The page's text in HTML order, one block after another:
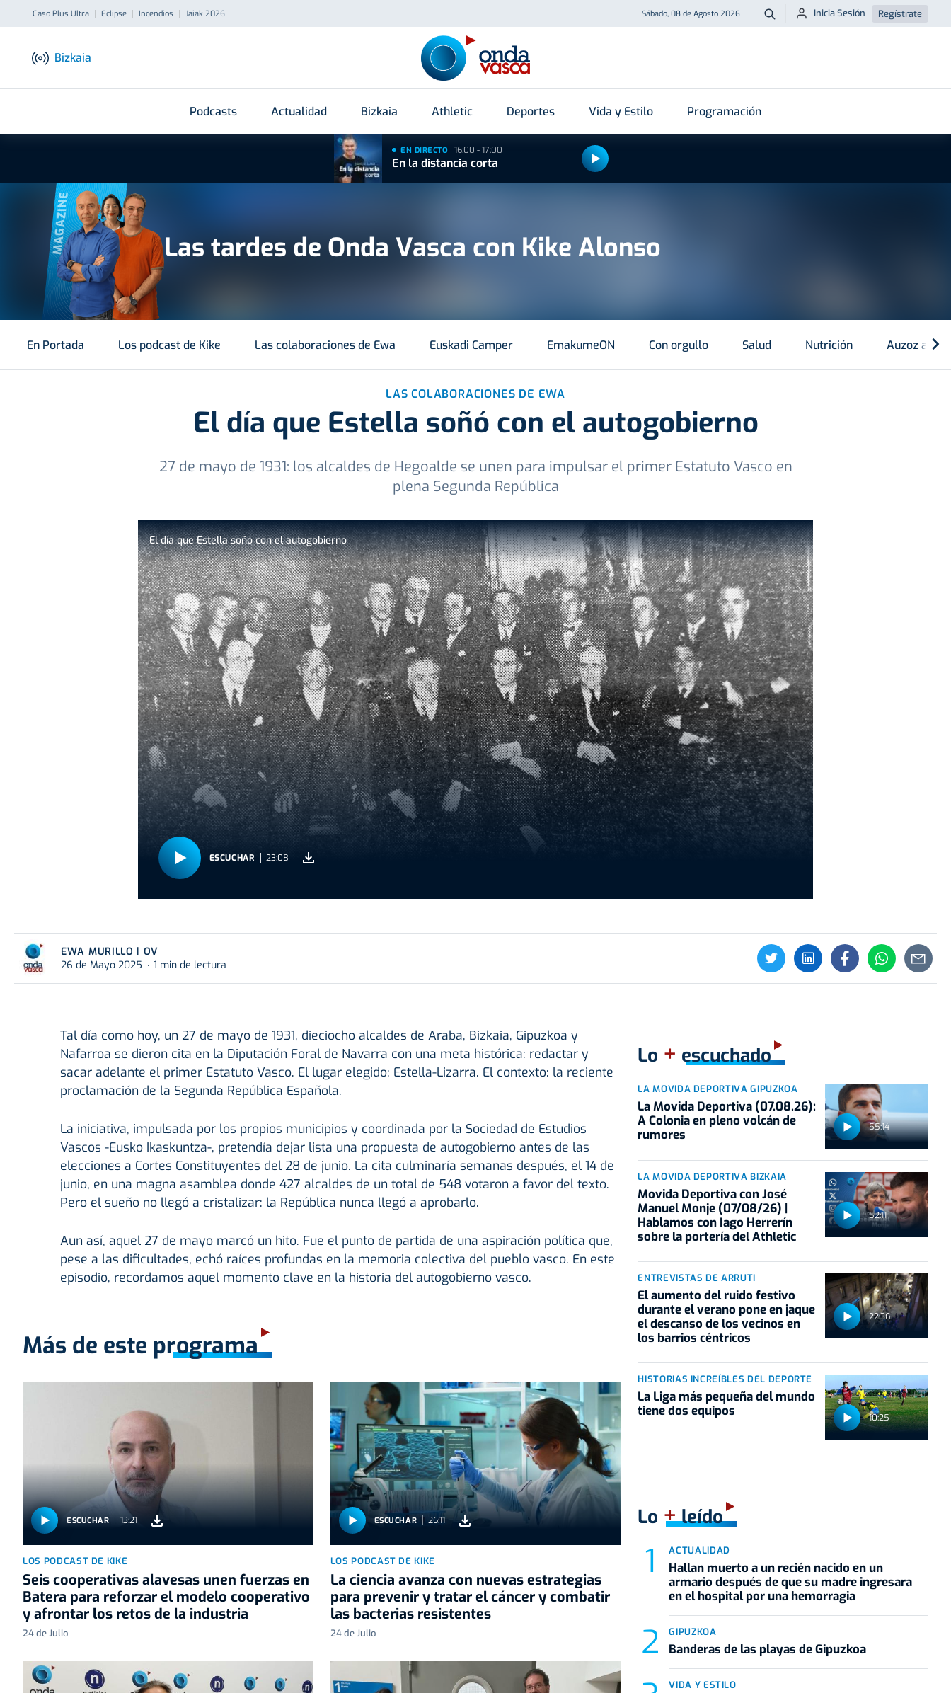
Caso Plus Ultra Eclipse Incendios Jaiak 2026 Sábado, 08 de Agosto 2026 Buscar
Inicia Sesión Regístrate
Bizkaia
Podcasts Actualidad Bizkaia Athletic Deportes Vida y Estilo Programación
EN DIRECTO 16:00 - 17:00
En la distancia corta
MAGAZINE Las tardes de Onda Vasca con Kike Alonso
En Portada Los podcast de Kike Las colaboraciones de Ewa Euskadi Camper EmakumeON Con orgullo Salud Nutrición Auzoz auzo
LAS COLABORACIONES DE EWA
El día que Estella soñó con el autogobierno
27 de mayo de 1931: los alcaldes de Hegoalde se unen para impulsar el primer Estatuto Vasco en
plena Segunda República
El día que Estella soñó con el autogobierno
ESCUCHAR 23:08
EWA MURILLO | OV
26 de Mayo 2025
1 min de lectura
Tal día como hoy, un 27 de mayo de 1931, dieciocho alcaldes de Araba, Bizkaia, Gipuzkoa y
Nafarroa se dieron cita en la Diputación Foral de Navarra con una meta histórica: redactar y
sacar adelante el primer Estatuto Vasco. El lugar elegido: Estella-Lizarra. El contexto: la reciente
proclamación de la Segunda República Española.
La iniciativa, impulsada por los propios municipios y coordinada por la Sociedad de Estudios
Vascos -Eusko Ikaskuntza-, pretendía dejar lista una propuesta de autogobierno antes de las
elecciones a Cortes Constituyentes del 28 de junio. La cita culminaría semanas después, el 14 de
junio, en una magna asamblea donde 427 alcaldes de un total de 548 votaron a favor del texto.
Pero el sueño no llegó a cristalizar: la República nunca llegó a aprobarlo.
Aun así, aquel 27 de mayo marcó un hito. Fue el punto de partida de una aspiración política que,
pese a las dificultades, echó raíces profundas en la memoria colectiva del pueblo vasco. En este
episodio, recordamos aquel momento clave en la historia del autogobierno vasco.
Más de este programa
ESCUCHAR 13:21
LOS PODCAST DE KIKE
Seis cooperativas alavesas unen fuerzas en
Batera para reforzar el modelo cooperativo
y afrontar los retos de la industria
24 de Julio
ESCUCHAR 26:11
LOS PODCAST DE KIKE
La ciencia avanza con nuevas estrategias
para prevenir y tratar el cáncer y combatir
las bacterias resistentes
24 de Julio
Lo + escuchado
55:14
LA MOVIDA DEPORTIVA GIPUZKOA
La Movida Deportiva (07.08.26):
A Colonia en pleno volcán de
rumores
52:11
LA MOVIDA DEPORTIVA BIZKAIA
Movida Deportiva con José
Manuel Monje (07/08/26) |
Hablamos con Iago Herrerín
sobre la portería del Athletic
22:36
ENTREVISTAS DE ARRUTI
El aumento del ruido festivo
durante el verano pone en jaque
el descanso de los vecinos en
los barrios céntricos
10:25
HISTORIAS INCREÍBLES DEL DEPORTE
La Liga más pequeña del mundo
tiene dos equipos
Lo +leído
ACTUALIDAD
Hallan muerto a un recién nacido en un
armario después de que su madre ingresara
en el hospital por una hemorragia
GIPUZKOA
Banderas de las playas de Gipuzkoa
VIDA Y ESTILO